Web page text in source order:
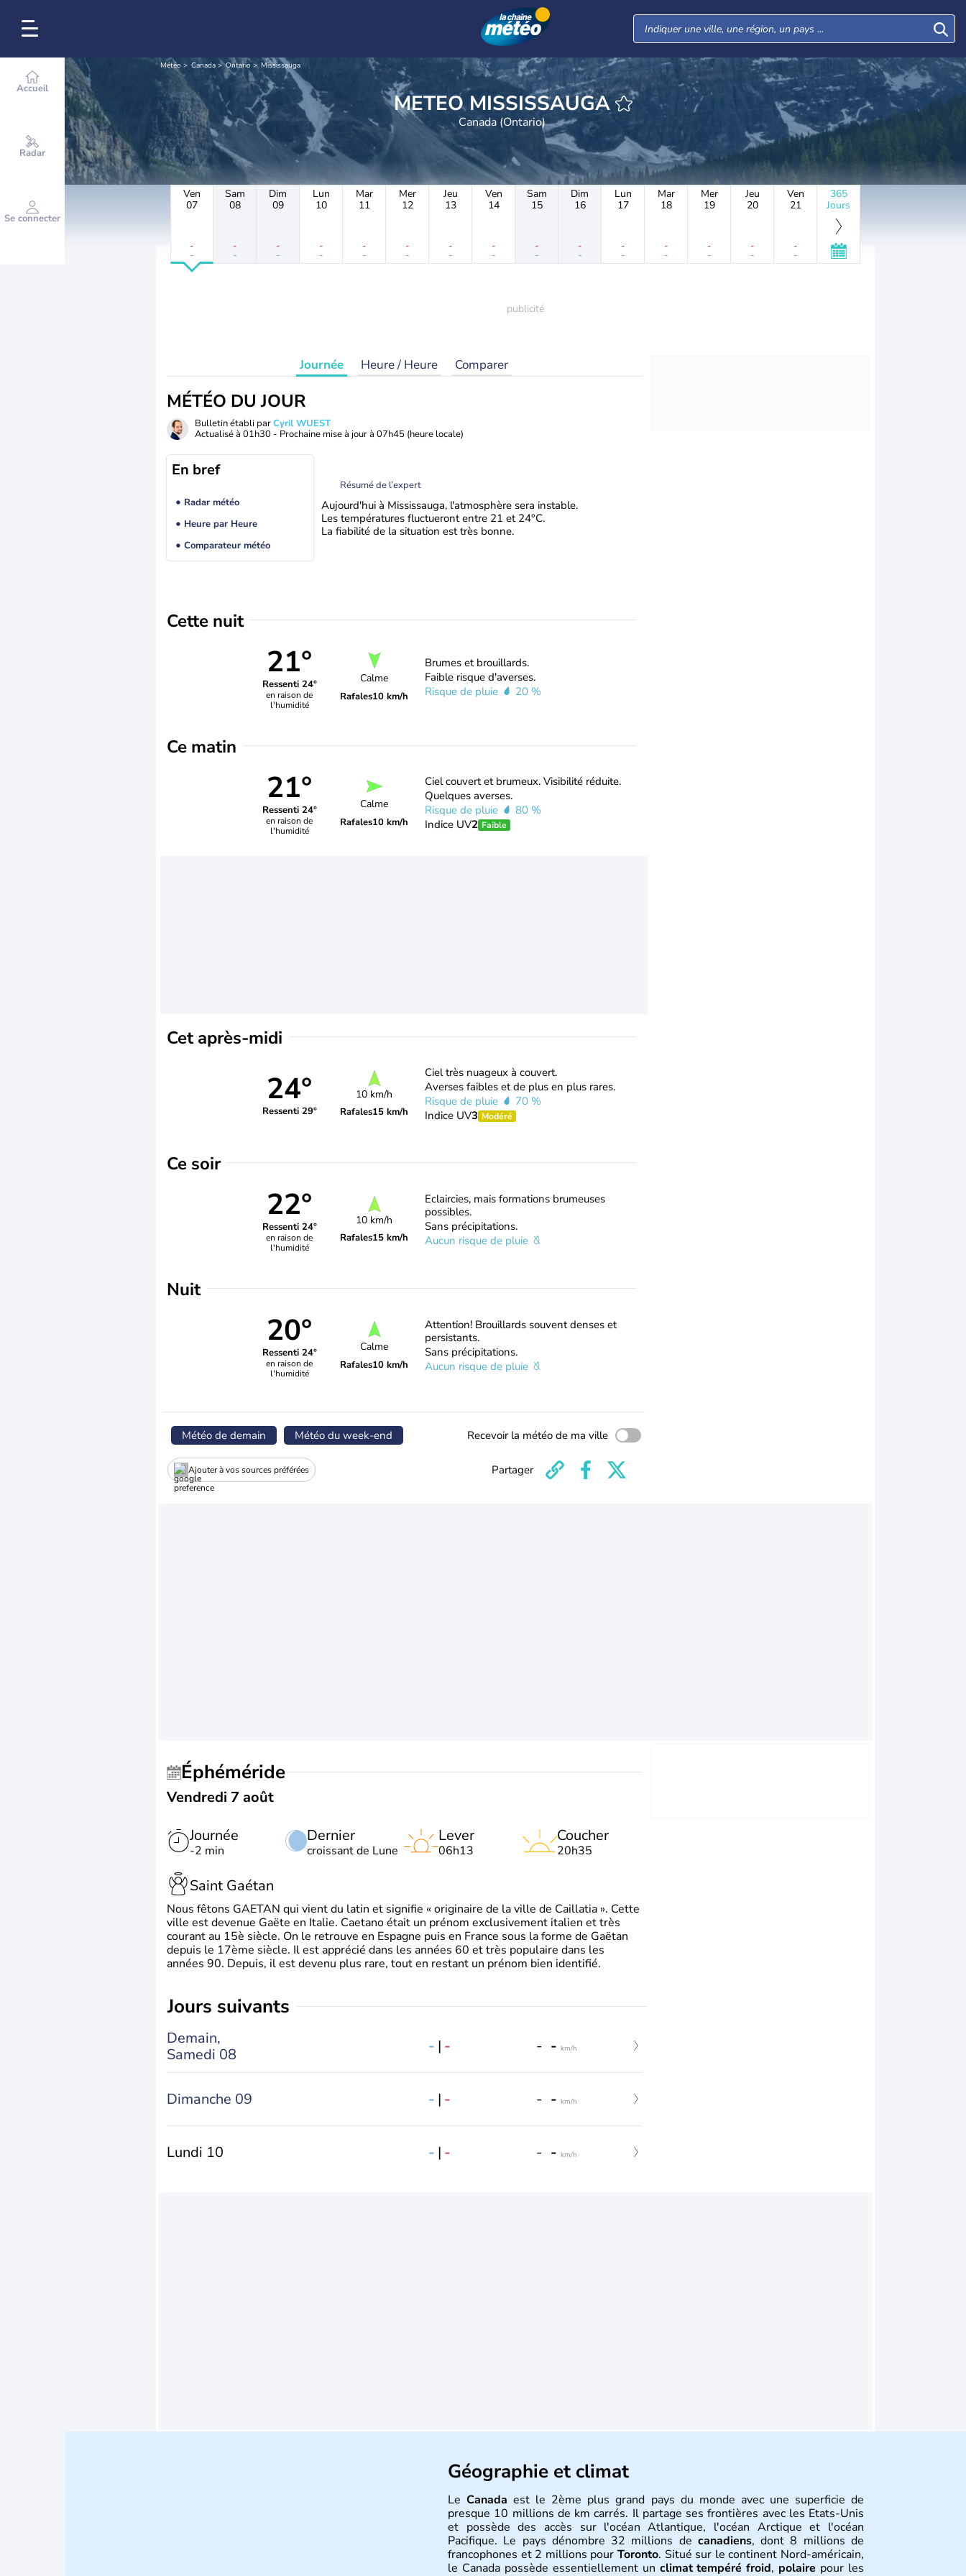
Accueil
Radar
Se connecter
Météo Canada Ontario Mississauga
METEO MISSISSAUGA
Canada (Ontario)
Ven
07
-
-
Sam
08
-
-
Dim
09
-
-
Lun
10
-
-
Mar
11
-
-
Mer
12
-
-
Jeu
13
-
-
Ven
14
-
-
Sam
15
-
-
Dim
16
-
-
Lun
17
-
-
Mar
18
-
-
Mer
19
-
-
Jeu
20
-
-
Ven
21
-
-
365
Jours
Journée Heure / Heure Comparer
MÉTÉO DU JOUR
Bulletin établi parCyril WUEST
Actualisé à 01h30 - Prochaine mise à jour à 07h45 (heure locale)
En bref
Radar météo
Heure par Heure
Comparateur météo
Résumé de l’expert
Aujourd'hui à Mississauga, l'atmosphère sera instable.
Les températures fluctueront entre 21 et 24°C.
La fiabilité de la situation est très bonne.
Cette nuit
21°
Ressenti 24°
en raison de
l'humidité
Calme
Rafales10 km/h
Brumes et brouillards.
Faible risque d'averses.
Risque de pluie
20 %
Ce matin
21°
Ressenti 24°
en raison de
l'humidité
Calme
Rafales10 km/h
Ciel couvert et brumeux. Visibilité réduite.
Quelques averses.
Risque de pluie
80 %
Indice UV2 Faible
Cet après-midi
24°
Ressenti 29°
10 km/h
Rafales15 km/h
Ciel très nuageux à couvert.
Averses faibles et de plus en plus rares.
Risque de pluie
70 %
Indice UV3 Modéré
Ce soir
22°
Ressenti 24°
en raison de
l'humidité
10 km/h
Rafales15 km/h
Eclaircies, mais formations brumeuses
possibles.
Sans précipitations.
Aucun risque de pluie
Nuit
20°
Ressenti 24°
en raison de
l'humidité
Calme
Rafales10 km/h
Attention! Brouillards souvent denses et
persistants.
Sans précipitations.
Aucun risque de pluie
Météo de demain Météo du week-end Recevoir la météo de ma ville
Ajouter à vos sources préférées Partager
Éphéméride
Vendredi 7 août
Journée
-2 min
Dernier
croissant de Lune
Lever
06h13
Coucher
20h35
Saint Gaétan
Nous fêtons GAETAN qui vient du latin et signifie « originaire de la ville de Caillatia ». Cette
ville est devenue Gaëte en Italie. Caetano était un prénom exclusivement italien et très
courant au 15è siècle. On le retrouve en Espagne puis en France sous la forme de Gaëtan
depuis le 17ème siècle. Il est apprécié dans les années 60 et très populaire dans les
années 90. Depuis, il est devenu plus rare, tout en restant un prénom bien identifié.
jours suivants
Demain,
Samedi 08
- | - - - km/h
Dimanche 09 - | - - - km/h
Lundi 10 - | - - - km/h
Géographie et climat
LeCanada est le 2ème plus grand pays du monde avec une superficie de
presque 10 millions de km carrés. Il partage ses frontières avec les Etats-Unis
et possède des accès sur l'océan Atlantique, l'océan Arctique et l'océan
Pacifique. Le pays dénombre 32 millions de canadiens, dont 8 millions de
francophones et 2 millions pour Toronto. Situé sur le continent Nord-américain,
le Canada possède essentiellement un climat tempéré froid, polaire pour les